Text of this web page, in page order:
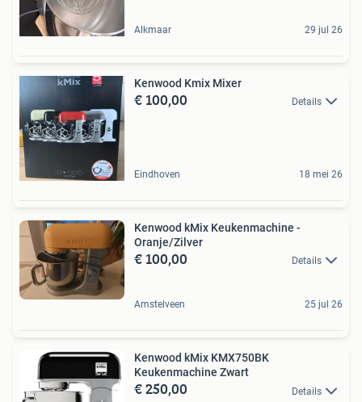
Alkmaar 29 jul 26
Kenwood Kmix Mixer
€ 100,00 Details
Eindhoven 18 mei 26
Kenwood kMix Keukenmachine -
Oranje/Zilver
€ 100,00 Details
Amstelveen 25 jul 26
Kenwood kMix KMX750BK
Keukenmachine Zwart
€ 250,00 Details